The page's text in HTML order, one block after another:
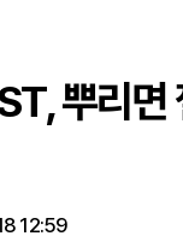
뿌리면
12:59